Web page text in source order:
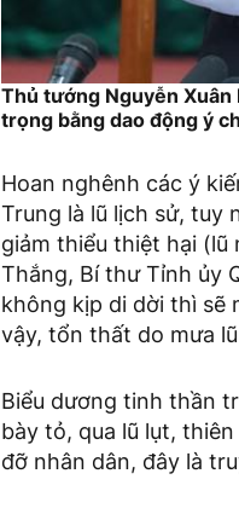
Thủ tướng Nguyễn
trọng bằng dao động ý
Hoan nghênh các ý
Trung là lũ lịch sử, tuy
giảm thiểu thiệt hại (lũ
Thắng, Bí thư Tỉnh ủy
không kịp di dời thì sẽ
vậy, tổn thất do mưa
Biểu dương tinh thần
bày tỏ, qua lũ lụt,
đỡ nhân dân, đây là